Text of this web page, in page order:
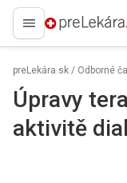
preLekára.sk
preLekára.sk / Odborné
Úpravy
aktivitě